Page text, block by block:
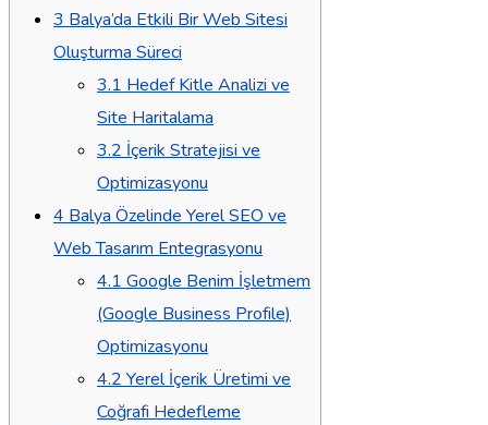
3 Balya’da Etkili Bir Web Sitesi
Oluşturma Süreci
3.1 Hedef Kitle Analizi ve
Site Haritalama
3.2 İçerik Stratejisi ve
Optimizasyonu
4 Balya Özelinde Yerel SEO ve
Web Tasarım Entegrasyonu
4.1 Google Benim İşletmem
(Google Business Profile)
Optimizasyonu
4.2 Yerel İçerik Üretimi ve
Coğrafi Hedefleme